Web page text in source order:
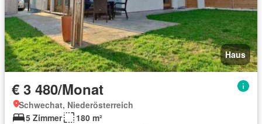
Haus
€ 3 480/Monat
Schwechat, Niederösterreich
5 Zimmer
180 m²